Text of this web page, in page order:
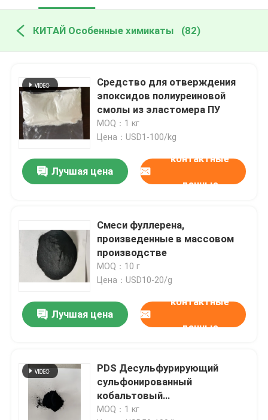
КИТАЙ Особенные химикаты (82)
Средство для отверждения
эпоксидов полиуреиновой
смолы из эластомера ПУ
MOQ：1 кг
Цена：USD1-100/kg
Лучшая цена
контактные
данные
Смеси фуллерена,
произведенные в массовом
производстве
MOQ：10 г
Цена：USD10-20/g
Лучшая цена
контактные
данные
PDS Десульфурирующий
сульфонированный
кобальтовый
фталоцианиновый
MOQ：1 кг